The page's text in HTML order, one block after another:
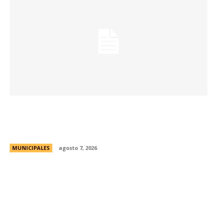
MUNICIPALES agosto 7, 2026